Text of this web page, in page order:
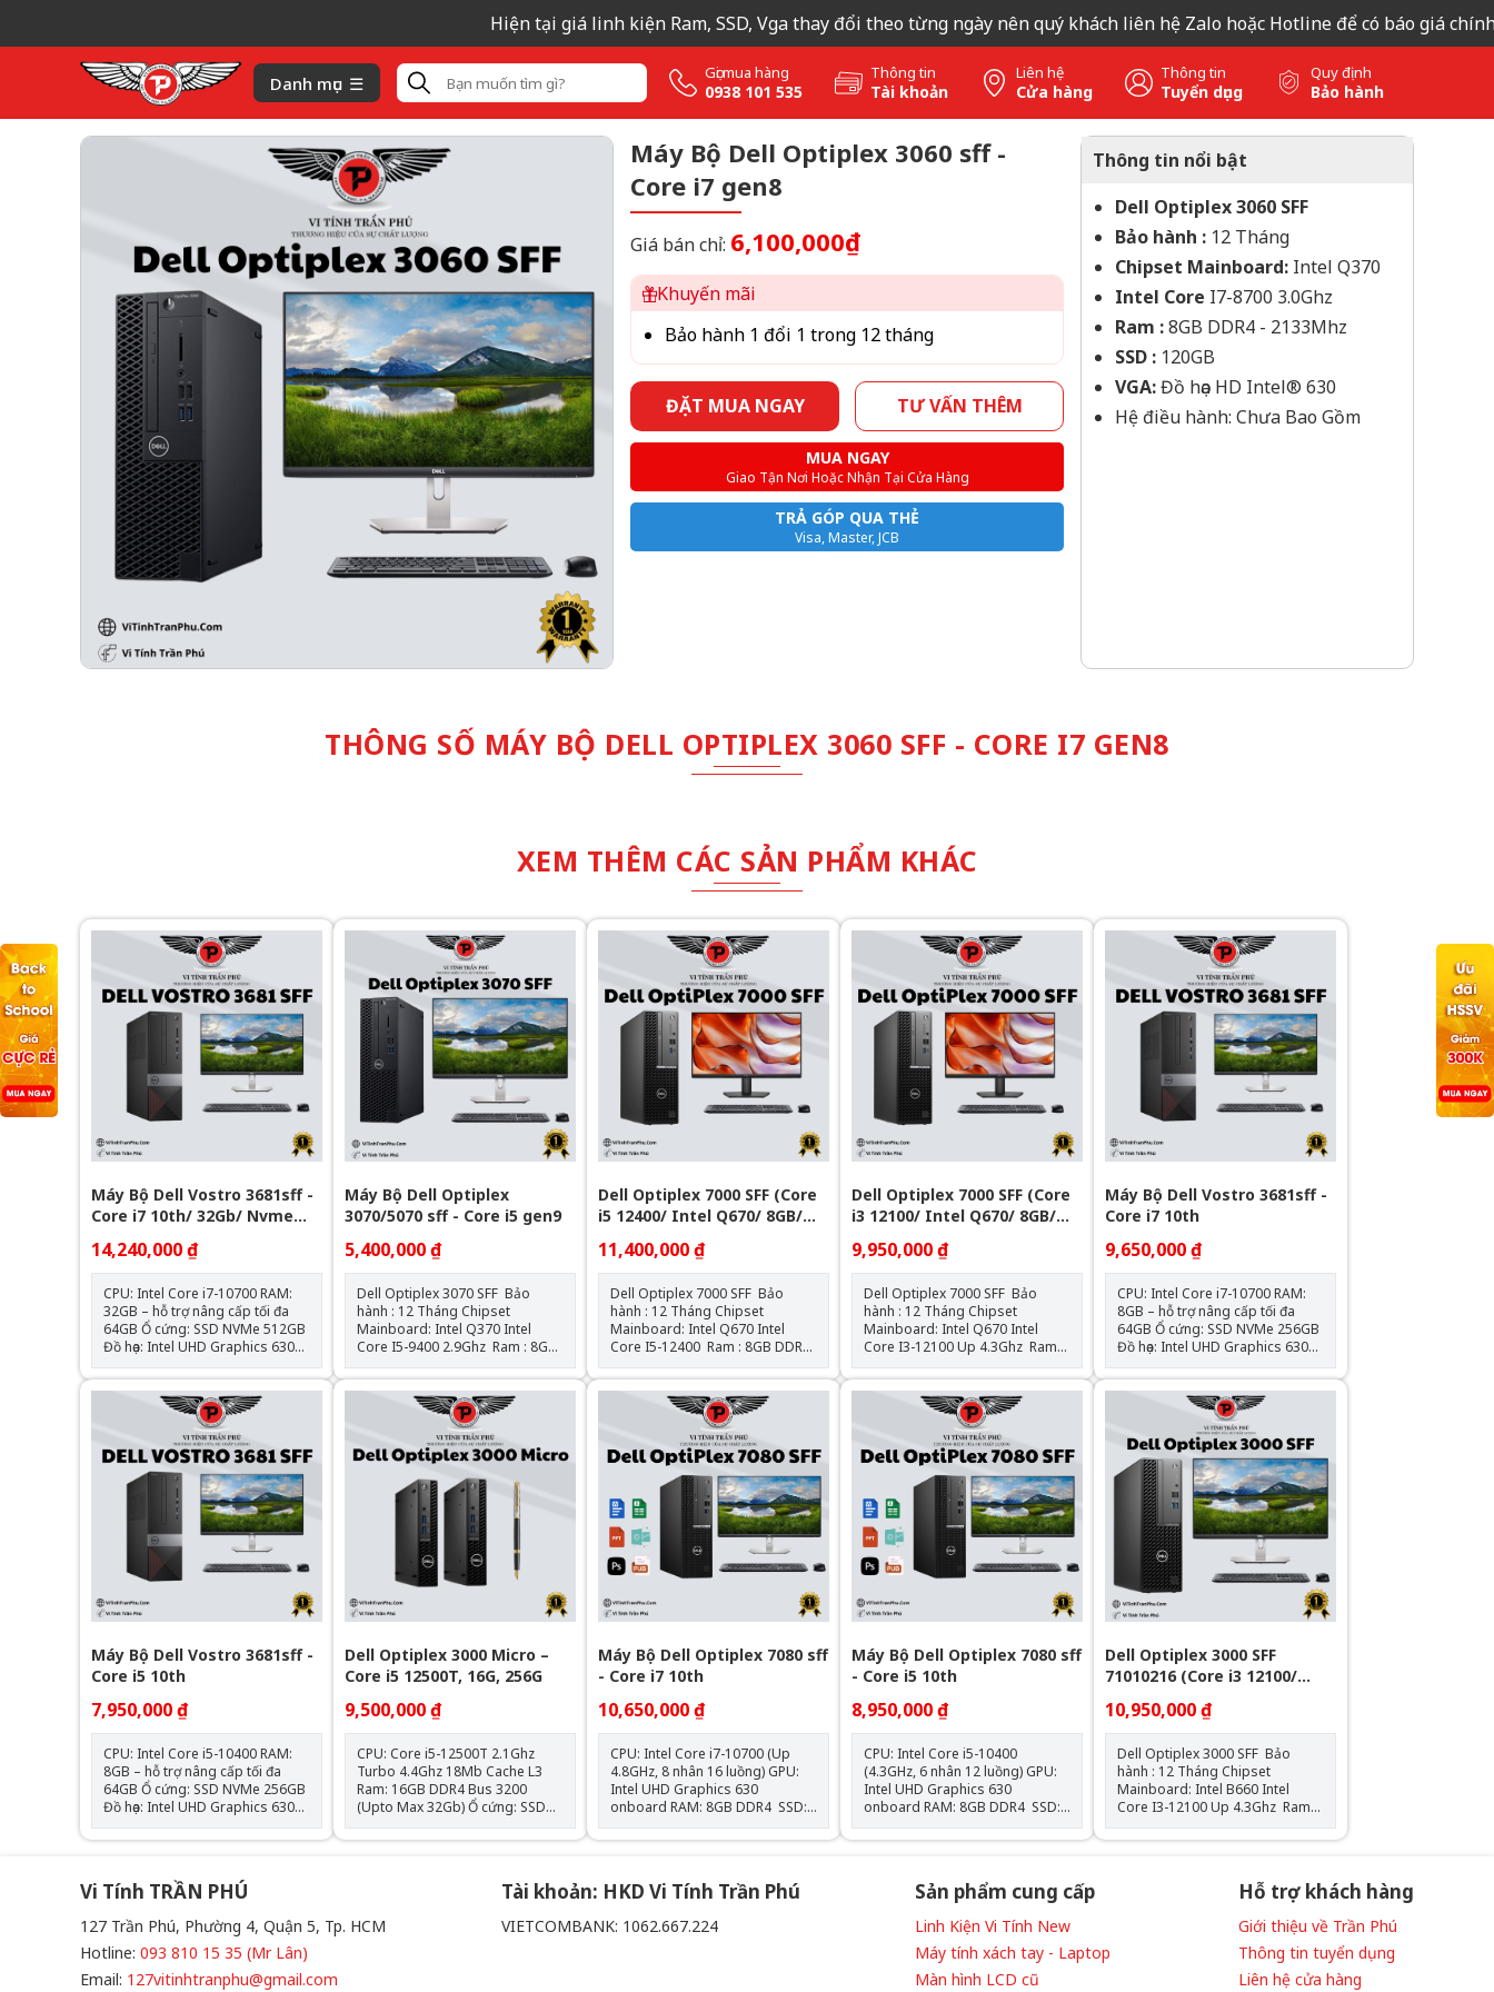
Hiện tại giá linh kiện Ram, SSD, Vga thay đổi theo từng ngày nên quý khách liên hệ Zalo hoặc Hotline để có báo giá chính
Danh mục Gọi mua hàng
0938 101 535
Thông tin
Tài khoản
Liên hệ
Cửa hàng
Thông tin
Tuyển dụng
Quy định
Bảo hành
Máy Bộ Dell Optiplex 3060 sff -
Core i7 gen8
Giá bán chỉ: 6,100,000₫
Khuyến mãi
Bảo hành 1 đổi 1 trong 12 tháng
ĐẶT MUA NGAY TƯ VẤN THÊM
MUA NGAY
Giao Tận Nơi Hoặc Nhận Tại Cửa Hàng
TRẢ GÓP QUA THẺ
Visa, Master, JCB
Thông tin nổi bật
Dell Optiplex 3060 SFF
Bảo hành : 12 Tháng
Chipset Mainboard: Intel Q370
Intel Core I7-8700 3.0Ghz
Ram :8GB DDR4 - 2133Mhz
SSD : 120GB
VGA:Đồ họa HD Intel® 630
Hệ điều hành: Chưa Bao Gồm
THÔNG SỐ MÁY BỘ DELL OPTIPLEX 3060 SFF - CORE I7 GEN8
XEM THÊM CÁC SẢN PHẨM KHÁC
Máy Bộ Dell Vostro 3681sff -
Core i7 10th/ 32Gb/ Nvme
512GB - Window 11Pro Bản
Quyền OEM
14,240,000 ₫
CPU: Intel Core i7-10700 RAM:
32GB – hỗ trợ nâng cấp tối đa
64GB Ổ cứng: SSD NVMe 512GB
Đồ họa: Intel UHD Graphics 630
(onboard) Mainboard: Dell OEM
– Chipset H470 Cổng kết nối:
HDMI, VGA, 4x USB 3.0, 4x USB
2.0, LAN Gigabit, Audio combo
Nguồn: Công suất thực Hệ điều
hành: Windows 11Pro Bản Stick
OEM (1key/ 1 máy)
Máy Bộ Dell Optiplex
3070/5070 sff - Core i5 gen9
5,400,000 ₫
Dell Optiplex 3070 SFF Bảo
hành : 12 Tháng Chipset
Mainboard: Intel Q370 Intel
Core I5-9400 2.9Ghz Ram : 8GB
DDR4 - 2133Mhz SSD : 120GB
VGA: Đồ họa HD Intel® 630 Hệ
điều hành: Chưa Bao Gồm
Dell Optiplex 7000 SFF (Core
i5 12400/ Intel Q670/ 8GB/
11,400,000 ₫
Dell Optiplex 7000 SFF Bảo
hành : 12 Tháng Chipset
Mainboard: Intel Q670 Intel
Core I5-12400 Ram : 8GB DDR4
SSD : 256GB VGA: Đồ họa HD
Intel® 730 Hệ điều hành: Chưa
Bao Gồm
Dell Optiplex 7000 SFF (Core
i3 12100/ Intel Q670/ 8GB/
9,950,000 ₫
Dell Optiplex 7000 SFF Bảo
hành : 12 Tháng Chipset
Mainboard: Intel Q670 Intel
Core I3-12100 Up 4.3Ghz Ram
: 8GB DDR4 SSD : 256GB
VGA: Đồ họa HD Intel® 730 Hệ
điều hành: Chưa Bao Gồm
Máy Bộ Dell Vostro 3681sff -
Core i7 10th
9,650,000 ₫
CPU: Intel Core i7-10700 RAM:
8GB – hỗ trợ nâng cấp tối đa
64GB Ổ cứng: SSD NVMe 256GB
Đồ họa: Intel UHD Graphics 630
(onboard) Mainboard: Dell OEM
– Chipset H470 Cổng kết nối:
HDMI, VGA, 4x USB 3.0, 4x USB
2.0, LAN Gigabit, Audio combo
Nguồn: Công suất thực Hệ điều
hành: Chưa Bao Gồm
Máy Bộ Dell Vostro 3681sff -
Core i5 10th
7,950,000 ₫
CPU: Intel Core i5-10400 RAM:
8GB – hỗ trợ nâng cấp tối đa
64GB Ổ cứng: SSD NVMe 256GB
Đồ họa: Intel UHD Graphics 630
(onboard) Mainboard: Dell OEM
– Chipset H470 Cổng kết nối:
2.0, LAN Gigabit, Audio combo
Nguồn: Công suất thực Hệ điều
Dell Optiplex 3000 Micro –
Core i5 12500T, 16G, 256G
9,500,000 ₫
CPU: Core i5-12500T 2.1Ghz
Turbo 4.4Ghz 18Mb Cache L3
Ram: 16GB DDR4 Bus 3200
(Upto Max 32Gb) Ổ cứng: SSD
256GB NVMe Đồ hoạ: Intel UHD
770 Graphics Optical: N/A Các
hành: Windows 11 License
Máy Bộ Dell Optiplex 7080 sff
- Core i7 10th
10,650,000 ₫
CPU: Intel Core i7-10700 (Up
4.8GHz, 8 nhân 16 luồng) GPU:
Intel UHD Graphics 630
onboard RAM: 8GB DDR4 SSD:
256GB M.2 NVMe Hệ điều hành:
Chưa Bao Gồm
Máy Bộ Dell Optiplex 7080 sff
- Core i5 10th
8,950,000 ₫
CPU: Intel Core i5-10400
(4.3GHz, 6 nhân 12 luồng) GPU:
Intel UHD Graphics 630
onboard RAM: 8GB DDR4 SSD:
256GB M.2 NVMe Hệ điều hành:
Chưa Bao Gồm
Dell Optiplex 3000 SFF
71010216 (Core i3 12100/
Intel B660/ 8GB/ 256GB SSD/
Intel UHD Graphics 730/
Ubuntu)
10,950,000 ₫
Dell Optiplex 3000 SFF Bảo
hành : 12 Tháng Chipset
Mainboard: Intel B660 Intel
Core I3-12100 Up 4.3Ghz Ram
: 8GB DDR4 SSD : 256GB
VGA: Đồ họa HD Intel® 730 Hệ
chuột Dell Hàng New 100%
Vi Tính TRẦN PHÚ
127 Trần Phú, Phường 4, Quận 5, Tp. HCM
Hotline: 093 810 15 35 (Mr Lân)
Email: 127vitinhtranphu@gmail.com
Tài khoản: HKD Vi Tính Trần Phú
VIETCOMBANK: 1062.667.224
Sản phẩm cung cấp
Linh Kiện Vi Tính New
Máy tính xách tay - Laptop
Màn hình LCD cũ
Hỗ trợ khách hàng
Giới thiệu về Trần Phú
Thông tin tuyển dụng
Liên hệ cửa hàng